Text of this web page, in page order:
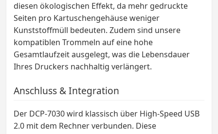
diesen ökologischen Effekt, da mehr gedruckte
Seiten pro Kartuschengehäuse weniger
Kunststoffmüll bedeuten. Zudem sind unsere
kompatiblen Trommeln auf eine hohe
Gesamtlaufzeit ausgelegt, was die Lebensdauer
Ihres Druckers nachhaltig verlängert.
Anschluss & Integration
Der DCP-7030 wird klassisch über High-Speed USB
2.0 mit dem Rechner verbunden. Diese